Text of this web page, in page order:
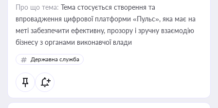
Про що тема: Тема стосується створення та
впровадження цифрової платформи «Пульс», яка має на
меті забезпечити ефективну, прозору і зручну взаємодію
бізнесу з органами виконавчої влади
Державна служба